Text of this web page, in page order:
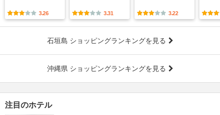
3.26 3.31 3.22
石垣島 ショッピングランキングを見る
沖縄県 ショッピングランキングを見る
注目のホテル